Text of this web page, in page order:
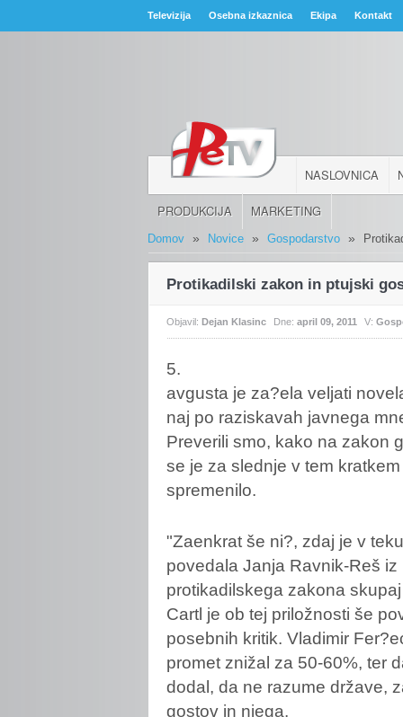
Televizija Osebna izkaznica Ekipa Kontakt
NASLOVNICA
PRODUKCIJA MARKETING
Domov » Novice » Gospodarstvo »
Protikadilski zakon in ptujski
Objavil:Dejan Klasinc Dne:april 09, 2011 V:
5.
avgusta je za?ela veljati
naj po raziskavah javnega
Preverili smo, kako na zakon
se je za slednje v tem
spremenilo.
"Zaenkrat še ni?, zdaj je v
povedala Janja Ravnik-Reš
protikadilskega zakona
Cartl je ob tej priložnosti še
posebnih kritik. Vladimir
promet znižal za 50-60%, ter
dodal, da ne razume države,
gostov in njega.